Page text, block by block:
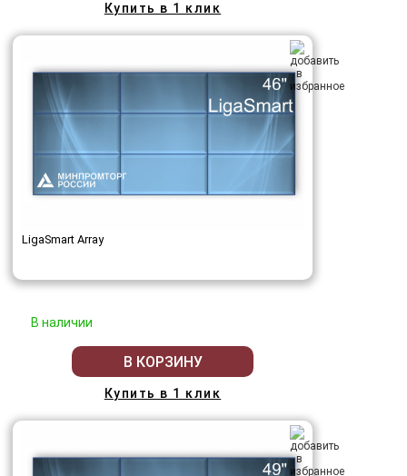
Купить в 1 клик
LigaSmart Array
В наличии
В КОРЗИНУ
Купить в 1 клик